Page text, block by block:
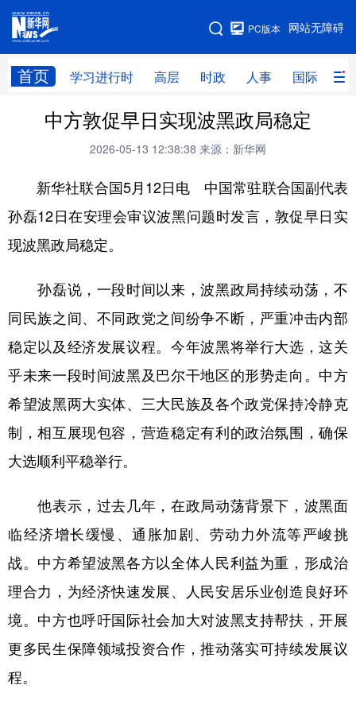
网站无障碍
PC版本
首页 学习进行时 高层 时政 人事 国际 财
网站地图
学习进行时 高层 时政 人事
财经 网评
台湾 思客智库 全球连线 教育
科技 科创 量子 体育
文化
访谈 视频 图片 政务
法律 中央文件 金融 汽车
食品 人居 信息化 数字经济
学术中国 乡村振兴 溯源中国
彩票
北京 天津 河北 山西
辽宁 吉林 上海 江苏
中方敦促早日实现波黑政局稳定
2026-05-13 12:38:38 来源：新华网
新华社联合国5月12日电 中国常驻联合国副代表
孙磊12日在安理会审议波黑问题时发言，敦促早日实
现波黑政局稳定。
孙磊说，一段时间以来，波黑政局持续动荡，不
同民族之间、不同政党之间纷争不断，严重冲击内部
稳定以及经济发展议程。今年波黑将举行大选，这关
乎未来一段时间波黑及巴尔干地区的形势走向。中方
希望波黑两大实体、三大民族及各个政党保持冷静克
制，相互展现包容，营造稳定有利的政治氛围，确保
大选顺利平稳举行。
他表示，过去几年，在政局动荡背景下，波黑面
临经济增长缓慢、通胀加剧、劳动力外流等严峻挑
战。中方希望波黑各方以全体人民利益为重，形成治
理合力，为经济快速发展、人民安居乐业创造良好环
境。中方也呼吁国际社会加大对波黑支持帮扶，开展
更多民生保障领域投资合作，推动落实可持续发展议
程。